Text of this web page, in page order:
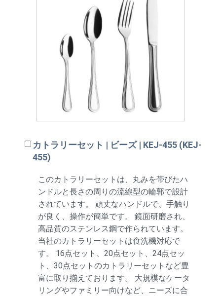
カトラリーセット | ビーズ | KEJ-455 (KEJ-
455)
このカトラリーセットは、丸みを帯びたハ
ンドルと長さの周りの流線型の輪郭で設計
されています。 頑丈なハンドルで、手触り
が良く、操作が簡単です。 鏡面研磨され、
高品質のステンレス鋼で作られています。
当社のカトラリーセットは食洗機対応で
す。 16点セット、20点セット、24点セッ
ト、30点セットのカトラリーセットなど豊
富に取り揃えております。 大規模なケータ
リングやファミリー向けなど、ニーズに合